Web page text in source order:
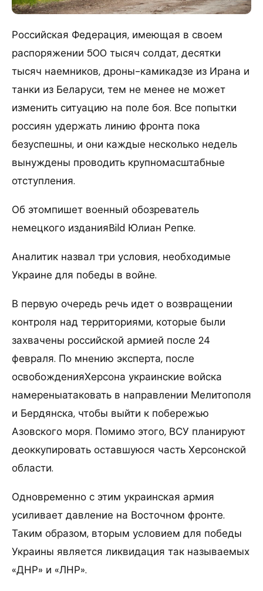
Российская Федерация, имеющая в своем
распоряжении 500 тысяч солдат, десятки
тысяч наемников, дроны-камикадзе из Ирана и
танки из Беларуси, тем не менее не может
изменить ситуацию на поле боя. Все попытки
россиян удержать линию фронта пока
безуспешны, и они каждые несколько недель
вынуждены проводить крупномасштабные
отступления.
Об этомпишет военный обозреватель
немецкого изданияBild Юлиан Репке.
Аналитик назвал три условия, необходимые
Украине для победы в войне.
В первую очередь речь идет о возвращении
контроля над территориями, которые были
захвачены российской армией после 24
февраля. По мнению эксперта, после
освобожденияХерсона украинские войска
намереныатаковать в направлении Мелитополя
и Бердянска, чтобы выйти к побережью
Азовского моря. Помимо этого, ВСУ планируют
деоккупировать оставшуюся часть Херсонской
области.
Одновременно с этим украинская армия
усиливает давление на Восточном фронте.
Таким образом, вторым условием для победы
Украины является ликвидация так называемых
«ДНР» и «ЛНР».